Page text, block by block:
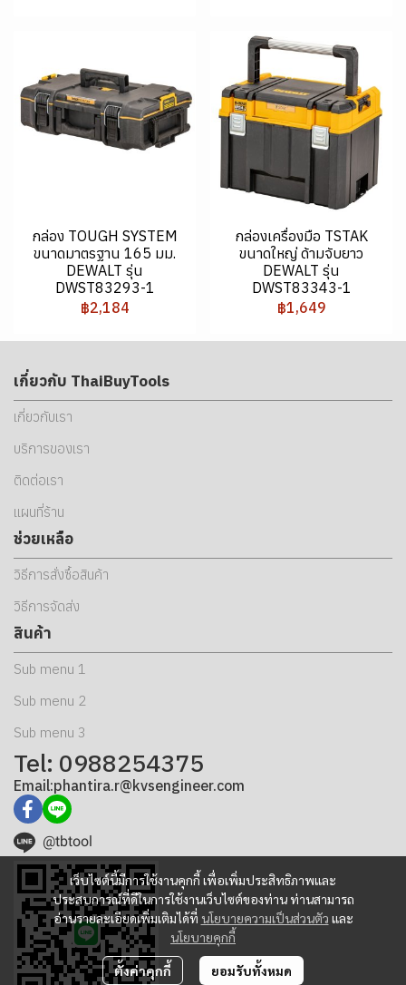
กล่อง TOUGH SYSTEM
ขนาดมาตรฐาน 165 มม.
DEWALT รุ่น
DWST83293-1
฿2,184
กล่องเครื่องมือ TSTAK
ขนาดใหญ่ ด้ามจับยาว
DEWALT รุ่น
DWST83343-1
฿1,649
เว็บไซต์นี้มีการใช้งานคุกกี้ เพื่อเพิ่มประสิทธิภาพและ
ประสบการณ์ที่ดีในการใช้งานเว็บไซต์ของท่าน ท่านสามารถ
อ่านรายละเอียดเพิ่มเติมได้ที่ นโยบายความเป็นส่วนตัว และ
นโยบายคุกกี้
ตั้งค่าคุกกี้ ยอมรับทั้งหมด
เกี่ยวกับ ThaiBuyTools
เกี่ยวกับเรา
บริการของเรา
ติดต่อเรา
แผนที่ร้าน
ช่วยเหลือ
วิธีการสั่งซื้อสินค้า
วิธีการจัดส่ง
สินค้า
Sub menu 1
Sub menu 2
Sub menu 3
Tel: 0988254375
Email:phantira.r@kvsengineer.com
@tbtool